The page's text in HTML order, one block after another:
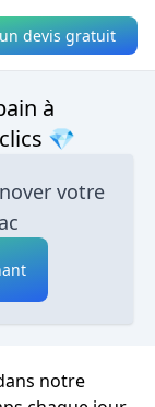
devis gratuit
à
💎
votre
notre